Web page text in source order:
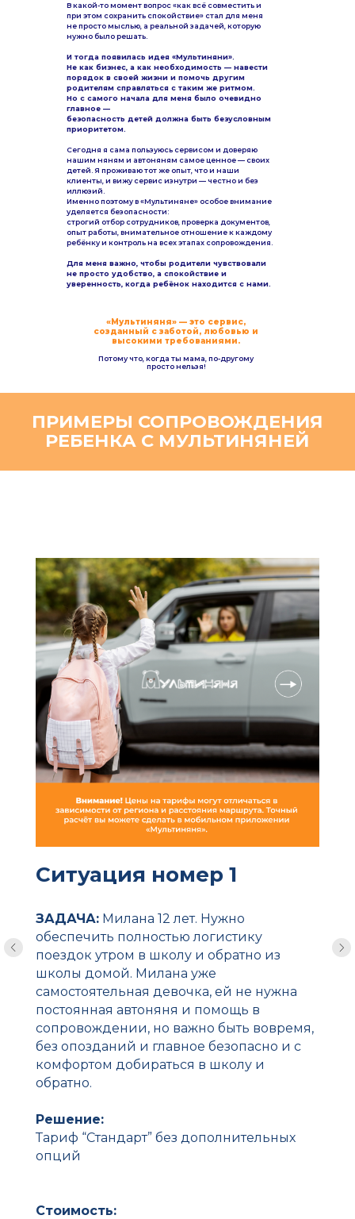
В какой-то момент вопрос «как всё совместить и
при этом сохранить спокойствие» стал для меня
не просто мыслью, а реальной задачей, которую
нужно было решать.
И тогда появилась идея «Мультиняни».
Не как бизнес, а как необходимость — навести
порядок в своей жизни и помочь другим
родителям справляться с таким же ритмом.
Но с самого начала для меня было очевидно
главное —
безопасность детей должна быть безусловным
приоритетом.
Сегодня я сама пользуюсь сервисом и доверяю
нашим няням и автоняням самое ценное — своих
детей. Я проживаю тот же опыт, что и наши
клиенты, и вижу сервис изнутри — честно и без
иллюзий.
Именно поэтому в «Мультиняне» особое внимание
уделяется безопасности:
строгий отбор сотрудников, проверка документов,
опыт работы, внимательное отношение к каждому
ребёнку и контроль на всех этапах сопровождения.
Для меня важно, чтобы родители чувствовали
не просто удобство, а спокойствие и
уверенность, когда ребёнок находится с нами.
«Мультиняня» — это сервис,
созданный с заботой, любовью и
высокими требованиями.
Потому что, когда ты мама, по-другому
просто нельзя!
Ситуация номер 1
ЗАДАЧА: Милана 12 лет. Нужно
обеспечить полностью логистику
поездок утром в школу и обратно из
школы домой. Милана уже
самостоятельная девочка, ей не нужна
постоянная автоняня и помощь в
сопровождении, но важно быть вовремя,
без опозданий и главное безопасно и с
комфортом добираться в школу и
обратно.
Решение:
Тариф “Стандарт” без дополнительных
опций
Стоимость: